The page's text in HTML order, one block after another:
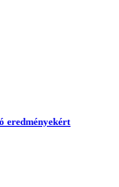
eredményekért